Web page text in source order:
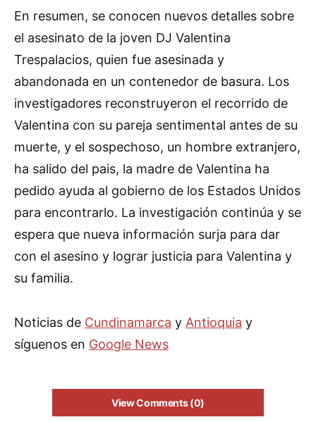
En resumen, se conocen nuevos detalles sobre
el asesinato de la joven DJ Valentina
Trespalacios, quien fue asesinada y
abandonada en un contenedor de basura. Los
investigadores reconstruyeron el recorrido de
Valentina con su pareja sentimental antes de su
muerte, y el sospechoso, un hombre extranjero,
ha salido del pais, la madre de Valentina ha
pedido ayuda al gobierno de los Estados Unidos
para encontrarlo. La investigación continúa y se
espera que nueva información surja para dar
con el asesino y lograr justicia para Valentina y
su familia.
Noticias de Cundinamarca y Antioquia y
síguenos en Google News
View Comments (0)